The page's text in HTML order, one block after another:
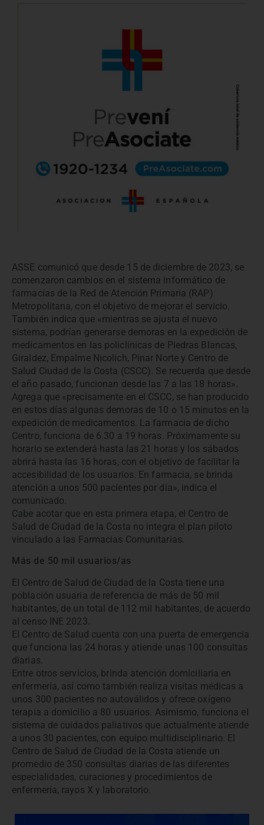
ASSE comunicó que desde 15 de diciembre de 2023, se
comenzaron cambios en el sistema informático de
farmacias de la Red de Atención Primaria (RAP)
Metropolitana, con el objetivo de mejorar el servicio.
También indica que «mientras se ajusta el nuevo
sistema, podrían generarse demoras en la expedición de
medicamentos en las policlínicas de Piedras Blancas,
Giraldez, Empalme Nicolich, Pinar Norte y Centro de
Salud Ciudad de la Costa (CSCC). Se recuerda que desde
el año pasado, funcionan desde las 7 a las 18 horas».
Agrega que «precisamente en el CSCC, se han producido
en estos días algunas demoras de 10 o 15 minutos en la
expedición de medicamentos. La farmacia de dicho
Centro, funciona de 6.30 a 19 horas. Próximamente su
horario se extenderá hasta las 21 horas y los sábados
abrirá hasta las 16 horas, con el objetivo de facilitar la
accesibilidad de los usuarios. En farmacia, se brinda
atención a unos 500 pacientes por día», indica el
comunicado.
Cabe acotar que en esta primera etapa, el Centro de
Salud de Ciudad de la Costa no integra el plan piloto
vinculado a las Farmacias Comunitarias.
Más de 50 mil usuarios/as
El Centro de Salud de Ciudad de la Costa tiene una
población usuaria de referencia de más de 50 mil
habitantes, de un total de 112 mil habitantes, de acuerdo
al censo INE 2023.
El Centro de Salud cuenta con una puerta de emergencia
que funciona las 24 horas y atiende unas 100 consultas
diarias.
Entre otros servicios, brinda atención domiciliaria en
enfermería, así como también realiza visitas médicas a
unos 300 pacientes no autoválidos y ofrece oxígeno
terapia a domicilio a 80 usuarios. Asimismo, funciona el
sistema de cuidados paliativos que actualmente atiende
a unos 30 pacientes, con equipo multidisciplinario. El
Centro de Salud de Ciudad de la Costa atiende un
promedio de 350 consultas diarias de las diferentes
especialidades, curaciones y procedimientos de
enfermería, rayos X y laboratorio.